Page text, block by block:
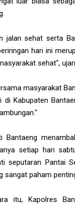
jalan sehat serta
hari ini
sehat",
masyarakat
di Kabupaten
Bantaeng
setiap hari
seputaran Pantai
sangat paham
itu, Kapolres